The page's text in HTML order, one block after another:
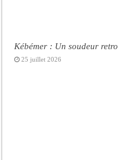
Kébémer : Un soudeur
25 juillet 2026